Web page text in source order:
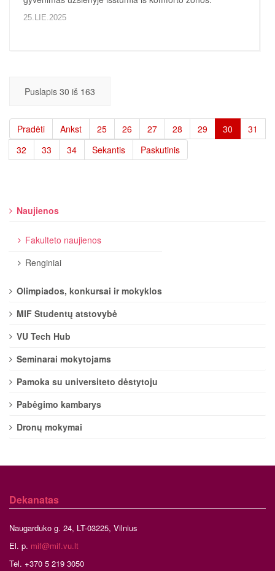
25.LIE.2025
Puslapis 30 iš 163
Pradėti Ankst 25 26 27 28 29 30
31
32
33 34 Sekantis Paskutinis
Naujienos
Fakulteto naujienos
Renginiai
Olimpiados, konkursai ir mokyklos
MIF Studentų atstovybė
VU Tech Hub
Seminarai mokytojams
Pamoka su universiteto dėstytoju
Pabėgimo kambarys
Dronų mokymai
Dekanatas
Naugarduko g. 24, LT-03225, Vilnius
El. p. mif@mif.vu.lt
Tel. +370 5 219 3050